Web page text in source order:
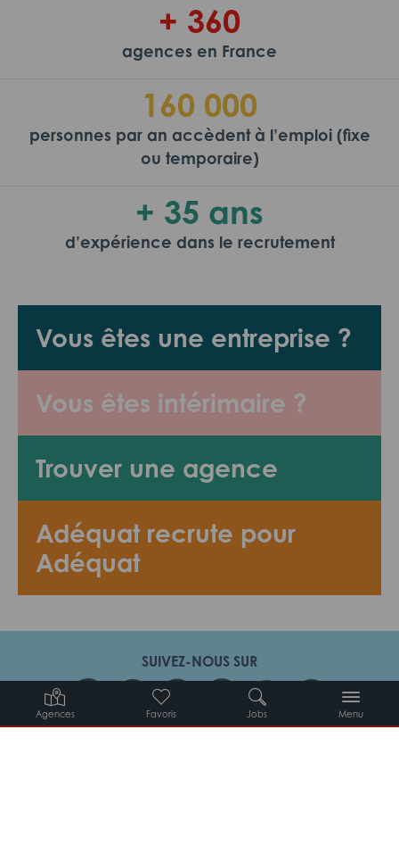
Agences Favoris Jobs Menu
Vous êtes une entreprise ?
Vous êtes intérimaire ?
Trouver une agence
Adéquat recrute pour
Adéquat
+ 360
agences en France
160 000
personnes par an accèdent à l’emploi (fixe
ou temporaire)
+ 35 ans
d’expérience dans le recrutement
SUIVEZ-NOUS SUR